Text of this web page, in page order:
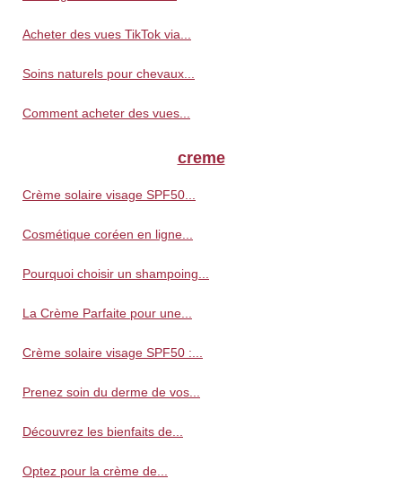
Acheter des vues TikTok via...
Soins naturels pour chevaux...
Comment acheter des vues...
creme
Crème solaire visage SPF50...
Cosmétique coréen en ligne...
Pourquoi choisir un shampoing...
La Crème Parfaite pour une...
Crème solaire visage SPF50 :...
Prenez soin du derme de vos...
Découvrez les bienfaits de...
Optez pour la crème de...